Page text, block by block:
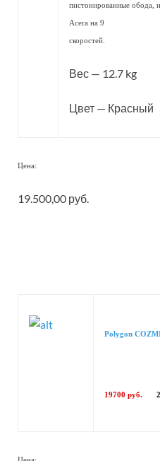
пистонированные обода,
Acera на 9
скоростей.
Вес — 12.7 kg
Цвет — Красный
Цена:
19.500,00 руб.
Polygon
19700 руб.